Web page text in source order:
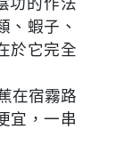
功的作法
、蝦子、
於它完全
在宿霧路
宜，一串